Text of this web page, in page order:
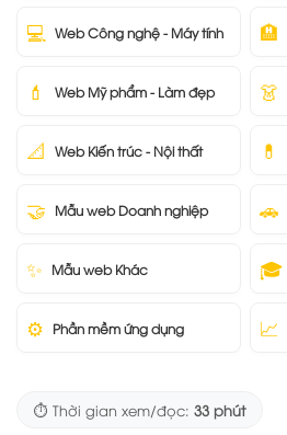
💻 Web Công nghệ - Máy tính 🏨
💄 Web Mỹ phẩm - Làm đẹp 👗
📐 Web Kiến trúc - Nội thất 💊
🤝 Mẫu web Doanh nghiệp 🚗
✨ Mẫu web Khác 🎓
⚙️ Phần mềm ứng dụng 📈
⏱️ Thời gian xem/đọc: 33 phút